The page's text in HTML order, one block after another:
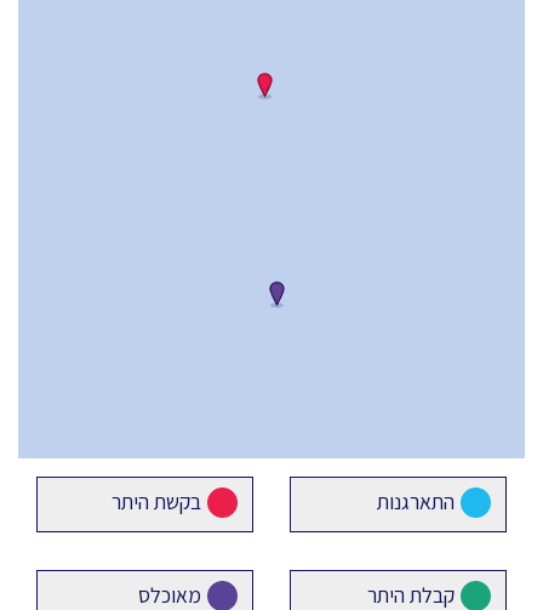
התארגנות בקשת היתר
קבלת היתר מאוכלס